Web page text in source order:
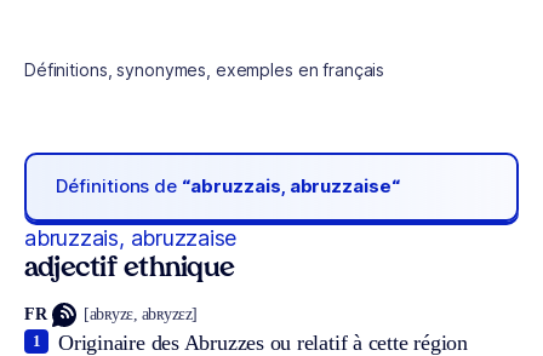
Définitions, synonymes, exemples en français
Définitions de “abruzzais, abruzzaise“
abruzzais, abruzzaise
adjectif ethnique
FR [abʀyzɛ, abʀyzɛz]
Originaire des Abruzzes ou relatif à cette région
1